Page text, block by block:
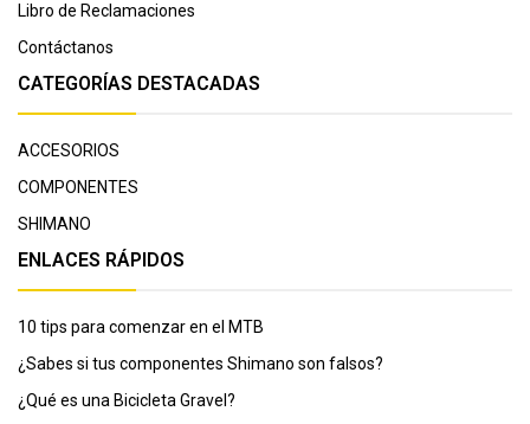
Libro de Reclamaciones
Contáctanos
CATEGORÍAS DESTACADAS
ACCESORIOS
COMPONENTES
SHIMANO
ENLACES RÁPIDOS
10 tips para comenzar en el MTB
¿Sabes si tus componentes Shimano son falsos?
¿Qué es una Bicicleta Gravel?